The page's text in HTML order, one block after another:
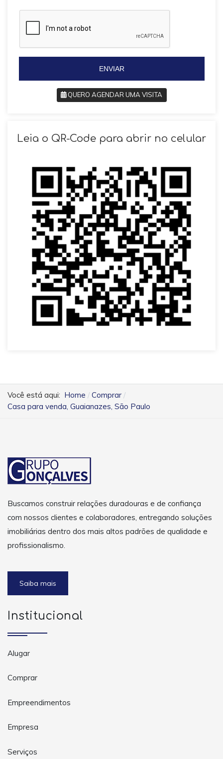
i
5
5
ENVIAR
QUERO AGENDAR UMA VISITA
Leia o QR-Code para abrir no celular
Você está aqui: Home
Comprar
Casa para venda, Guaianazes, São Paulo
Buscamos construir relações duradouras e de confiança
com nossos clientes e colaboradores, entregando soluções
imobiliárias dentro dos mais altos padrões de qualidade e
profissionalismo.
Saiba mais
Institucional
Alugar
Comprar
Empreendimentos
Empresa
Serviços